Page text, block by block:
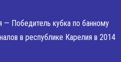
— Победитель кубка по банному
в республике Карелия в 2014